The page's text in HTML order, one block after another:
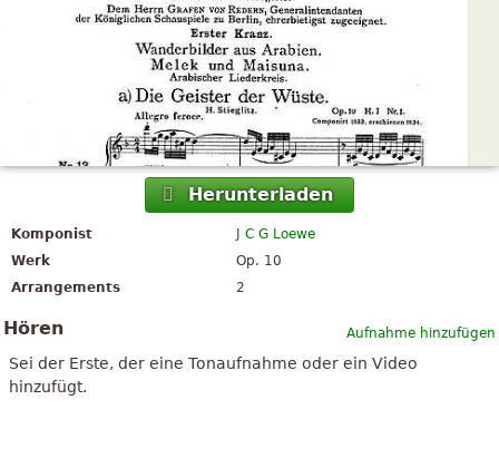
Herunterladen
Komponist
J C G Loewe
Werk
Op. 10
Arrangements
2
Aufnahme hinzufügen
Hören
Sei der Erste, der eine Tonaufnahme oder ein Video
hinzufügt.